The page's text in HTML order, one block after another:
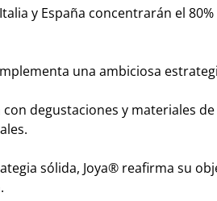
y España concentrarán el
una ambiciosa
degustaciones y materiales
sólida, Joya® reafirma su